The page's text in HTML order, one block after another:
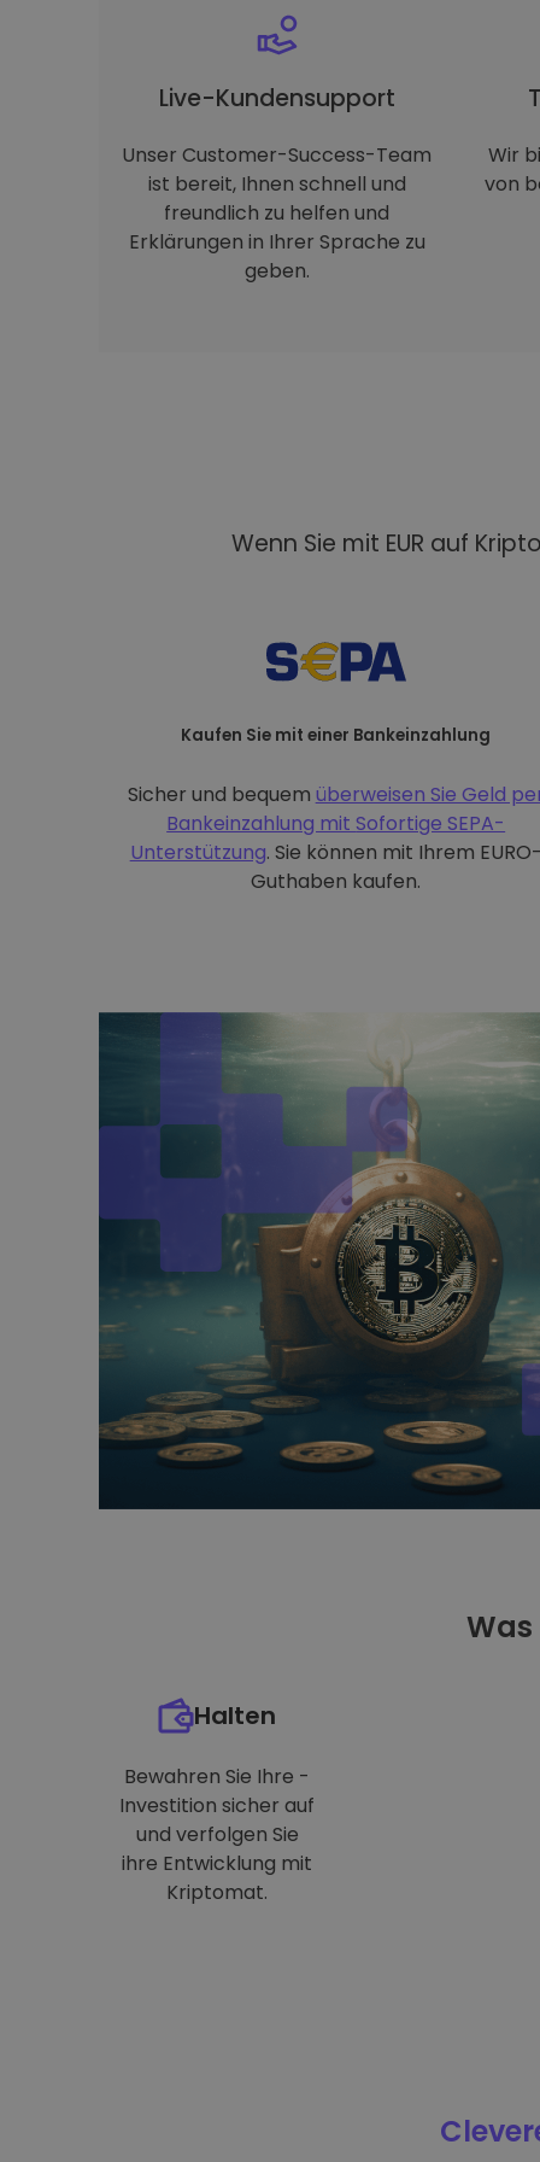
Live-Kundensupport
Unser Customer-Success-Team
ist bereit, Ihnen schnell und
freundlich zu helfen und
Erklärungen in Ihrer Sprache zu
geben.
Wir
von
Wenn Sie mit EUR auf
Kaufen Sie mit einer Bankeinzahlung
Sicher und bequem überweisen Sie Geld
Bankeinzahlung mit Sofortige SEPA-
Unterstützung. Sie können mit Ihrem
Guthaben kaufen.
Halten
Bewahren Sie Ihre -
Investition sicher auf
und verfolgen Sie
ihre Entwicklung mit
Kriptomat.